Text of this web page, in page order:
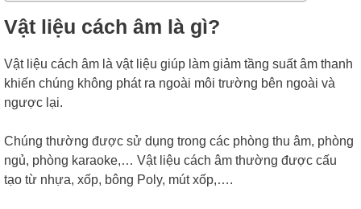
Vật liệu cách âm là gì?
Vật liệu cách âm là vật liệu giúp làm giảm tầng suất âm thanh
khiến chúng không phát ra ngoài môi trường bên ngoài và
ngược lại.
Chúng thường được sử dụng trong các phòng thu âm, phòng
ngủ, phòng karaoke,… Vật liệu cách âm thường được cấu
tạo từ nhựa, xốp, bông Poly, mút xốp,….